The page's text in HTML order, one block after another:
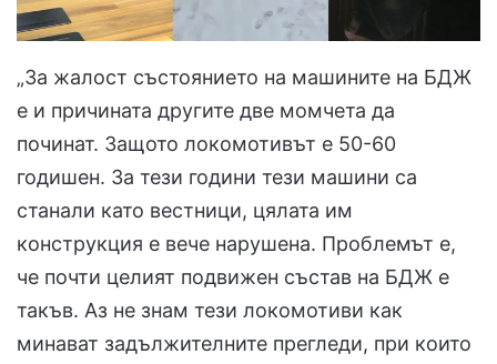
„За жалост състоянието на машините на БДЖ
е и причината другите две момчета да
починат. Защото локомотивът е 50-60
годишен. За тези години тези машини са
станали като вестници, цялата им
конструкция е вече нарушена. Проблемът е,
че почти целият подвижен състав на БДЖ е
такъв. Аз не знам тези локомотиви как
минават задължителните прегледи, при които